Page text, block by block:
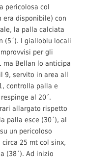
pericolosa col
era disponibile) con
la palla calciata
(5´). I gialloblu locali
per gli
ma Bellan lo anticipa
9, servito in area all
controlla palla e
al 20´.
allargato rispetto
palla esce (30´), al
un pericoloso
25 mt col sinx,
(38´). Ad inizio